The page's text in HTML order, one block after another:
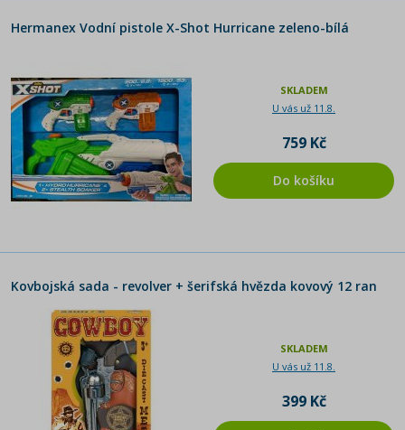
Hermanex Vodní pistole X-Shot Hurricane zeleno-bílá
SKLADEM
U vás už 11.8.
759 Kč
Do košíku
Kovbojská sada - revolver + šerifská hvězda kovový 12 ran
SKLADEM
U vás už 11.8.
399 Kč